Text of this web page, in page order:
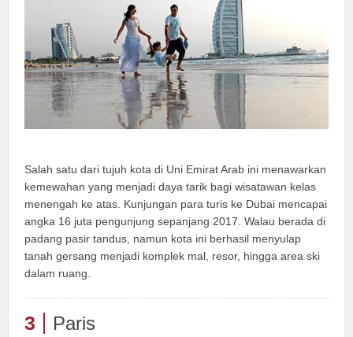
Salah satu dari tujuh kota di Uni Emirat Arab ini menawarkan
kemewahan yang menjadi daya tarik bagi wisatawan kelas
menengah ke atas. Kunjungan para turis ke Dubai mencapai
angka 16 juta pengunjung sepanjang 2017. Walau berada di
padang pasir tandus, namun kota ini berhasil menyulap
tanah gersang menjadi komplek mal, resor, hingga area ski
dalam ruang.
3 Paris